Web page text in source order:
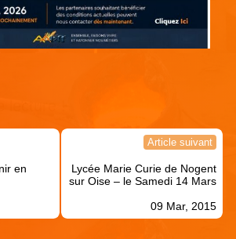
en
Article suivant
Lycée Marie Curie de Nogent
sur Oise – le Samedi 14 Mars
09 Mar, 2015